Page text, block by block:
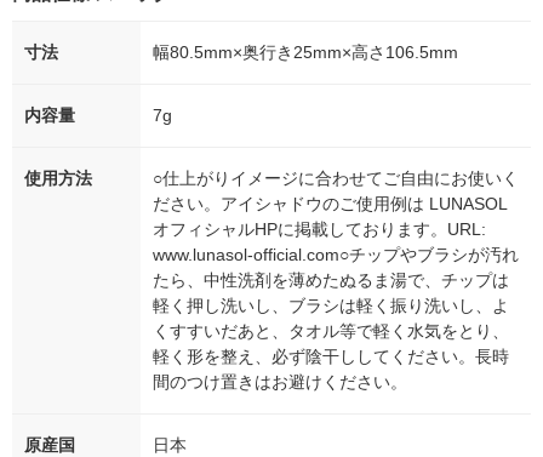
寸法 幅80.5mm×奥行き25mm×高さ106.5mm
内容量 7g
使用方法
○仕上がりイメージに合わせてご自由にお使いく
ださい。アイシャドウのご使用例は LUNASOL
オフィシャルHPに掲載しております。URL:
www.lunasol-official.com○チップやブラシが汚れ
たら、中性洗剤を薄めたぬるま湯で、チップは
軽く押し洗いし、ブラシは軽く振り洗いし、よ
くすすいだあと、タオル等で軽く水気をとり、
軽く形を整え、必ず陰干ししてください。長時
間のつけ置きはお避けください。
原産国 日本